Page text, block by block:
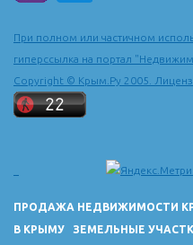
При полном или частичном
гиперссылка на портал
Copyright © Крым.Ру 2005.
ПРОДАЖА НЕДВИЖИМОСТИ
В КРЫМУ
ЗЕМЕЛЬНЫЕ